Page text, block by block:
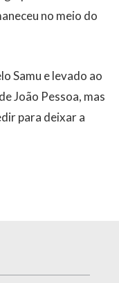
no meio do
Samu e levado ao
João Pessoa, mas
para deixar a